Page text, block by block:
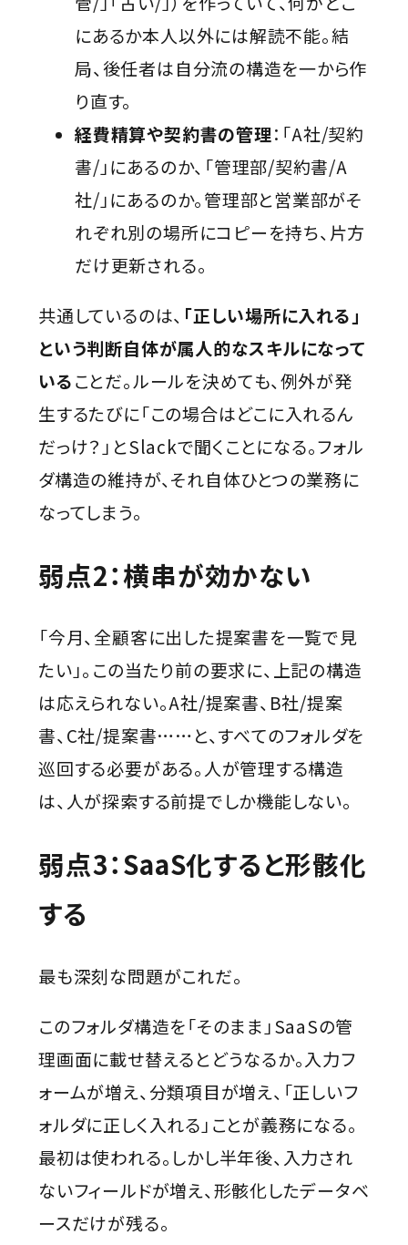
にあるか本人以外には解読不能。結
局、後任者は自分流の構造を一から作
り直す。
経費精算や契約書の管理：「A社/契約
書/」にあるのか、「管理部/契約書/A
社/」にあるのか。管理部と営業部がそ
れぞれ別の場所にコピーを持ち、片方
だけ更新される。
共通しているのは、 「正しい場所に入れる」
という判断自体が属人的なスキルになって
いることだ。ルールを決めても、例外が発
生するたびに「この場合はどこに入れるん
だっけ？」とSlackで聞くことになる。フォル
ダ構造の維持が、それ自体ひとつの業務に
なってしまう。
弱点2：横串が効かない
「今月、全顧客に出した提案書を一覧で見
たい」。この当たり前の要求に、上記の構造
は応えられない。A社/提案書、B社/提案
書、C社/提案書……と、すべてのフォルダを
巡回する必要がある。人が管理する構造
は、人が探索する前提でしか機能しない。
弱点3：SaaS化すると形骸化
する
最も深刻な問題がこれだ。
このフォルダ構造を「そのまま」SaaSの管
理画面に載せ替えるとどうなるか。入力フ
ォームが増え、分類項目が増え、「正しいフ
ォルダに正しく入れる」ことが義務になる。
最初は使われる。しかし半年後、入力され
ないフィールドが増え、形骸化したデータベ
ースだけが残る。